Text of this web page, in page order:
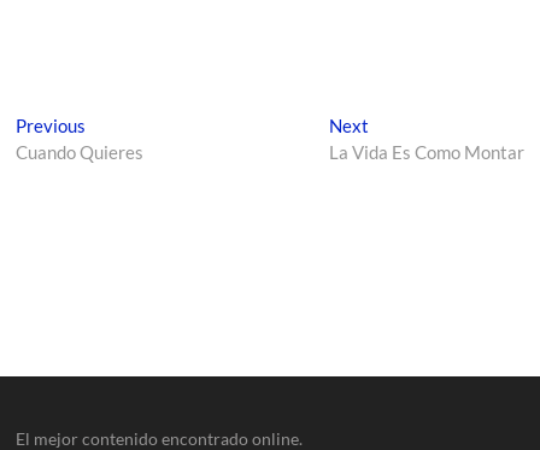
Previous
Cuando Quieres
Next
La Vida Es Como Montar
El mejor contenido encontrado online.